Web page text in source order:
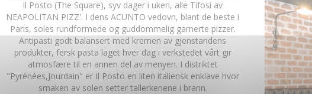
Il Posto (The Square), syv dager i uken, alle Tifosi av
NEAPOLITAN PIZZ'. I dens ACUNTO vedovn, blant de beste i
Paris, soles rundformede og guddommelig garnerte pizzer.
Antipasti godt balansert med kremen av gjenstandens
produkter, fersk pasta laget hver dag i verkstedet vårt gir
atmosfære til en annen del av menyen. I distriktet
"Pyrénées,Jourdain" er Il Posto en liten italiensk enklave hvor
smaken av solen setter tallerkenene i brann.